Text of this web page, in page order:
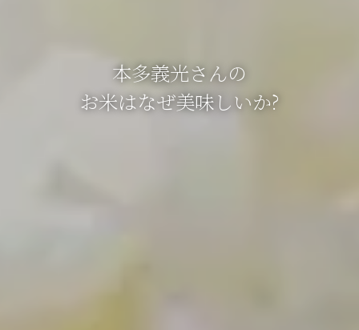
本多義光さんの
お米はなぜ美味しいか?